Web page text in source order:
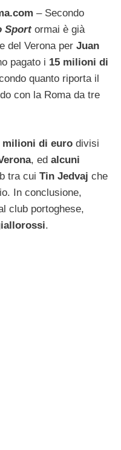
– Secondo
Sportormai è già
del Verona per Juan
pagato i 15 milioni di
quanto riporta il
con la Roma da tre
milioni di euro divisi
, ed alcuni
tra cui Tin Jedvaj che
In conclusione,
club portoghese,
.